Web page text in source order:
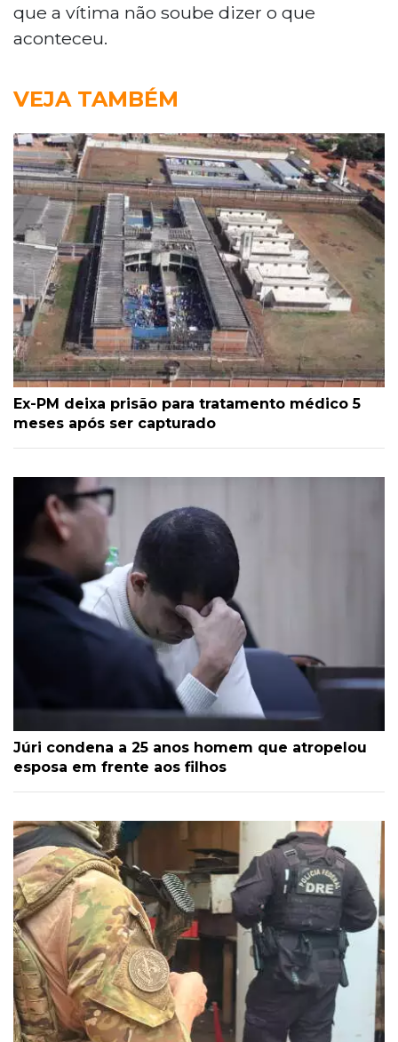
que a vítima não soube dizer o que
aconteceu.
VEJA TAMBÉM
Ex-PM deixa prisão para tratamento médico 5
meses após ser capturado
Júri condena a 25 anos homem que atropelou
esposa em frente aos filhos